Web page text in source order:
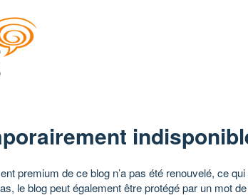
premium de ce blog n’a pas été renouvelé, ce
le blog peut également être protégé par un mot